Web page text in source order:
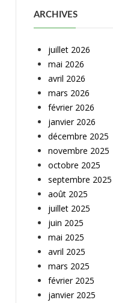
ARCHIVES
juillet 2026
mai 2026
avril 2026
mars 2026
février 2026
janvier 2026
décembre 2025
novembre 2025
octobre 2025
septembre 2025
août 2025
juillet 2025
juin 2025
mai 2025
avril 2025
mars 2025
février 2025
janvier 2025